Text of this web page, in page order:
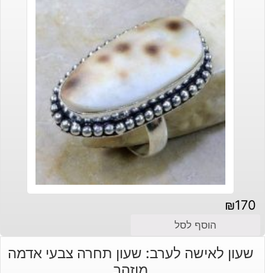
₪170
הוסף לסל
שעון לאישה לערב: שעון תחרה צבעי אדמה